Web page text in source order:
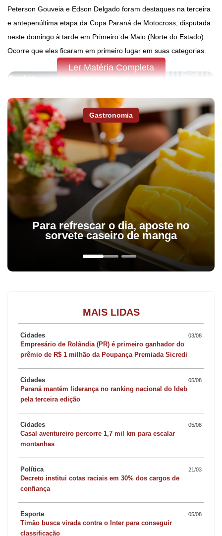
Peterson Gouveia e Edson Delgado foram destaques na terceira
e antepenúltima etapa da Copa Paraná de Motocross, disputada
neste domingo à tarde em Primeiro de Maio (Norte do Estado).
Ocorre que eles ficaram em primeiro lugar em suas categorias.
O jovem Nicolas Bertasso, 10 anos, campeão da Copa Paraná no
ano passado, obteve a primeira colocação na categoria mini-
motos (50cc). Ele ocupa o segundo lugar na categoria deste ano
e ainda briga pelo bicampeonato. A líder do certame é a garota
Ana Letícia, de Ibaiti, e que disputa também a competição
Moto Peças e Oficina Gouveia.
Malhas, Santa Forma Academia, Geração Vida, Performance
360º Funcional e Produtos Químicos Alpes, o piloto Rony
Peterson, tio de Nicolas, foi o primeiro colocado na categoria
força livre nacional. Com a vitória em Primeiro de Maio, Rony
assumiu a liderança da competição, deixando em segundo lugar
o piloto Ismael Rojas, de Assis-SP.
O apucaranense também está participando do Campeonato
Paranaense e da Copa Oeste. No Estadual, ele está em quinto
Edson Delgado ficou na primeira posição na categoria nacional
(230cc) e em segundo na força livre nacional.
Também competiram neste domingo os apucaranenses Rizian
e Simone ficaram em 3º e 9º lugares, respectivamente, na
Ler Matéria Completa
Gastronomia
Para refrescar o dia, aposte no
sorvete caseiro de manga
MAIS LIDAS
Cidades 03/08
Empresário de Rolândia (PR) é primeiro ganhador do
prêmio de R$ 1 milhão da Poupança Premiada Sicredi
Cidades 05/08
Paraná mantém liderança no ranking nacional do Ideb
pela terceira edição
Cidades 05/08
Casal aventureiro percorre 1,7 mil km para escalar
montanhas
Política 21/03
Decreto institui cotas raciais em 30% dos cargos de
confiança
Esporte 05/08
Timão busca virada contra o Inter para conseguir
classificação